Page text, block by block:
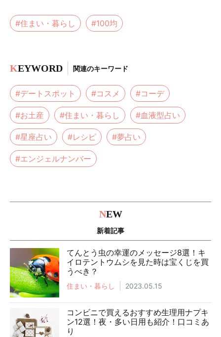
#住まい・暮らし #100均
KEYWORD 関連のキーワード
#デートスポット #コスメ #コーデ
#お土産 #住まい・暮らし #血液型占い
#星座占い #レシピ #夢占い
#エンジェルナンバー
NEW
新着記事
てんとう虫の幸運のメッセージ8選！キ
イロテントウムシを見た時は宝くじを買
うべき？
住まい・暮らし 2023.05.15
コンビニで買えるおすすめ生理用ナプキ
ン12選！夜・多い日用も紹介！口コミあ
り